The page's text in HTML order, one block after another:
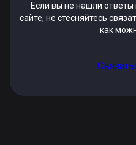
Если вы не нашли
сайте, не стесняйтесь
как